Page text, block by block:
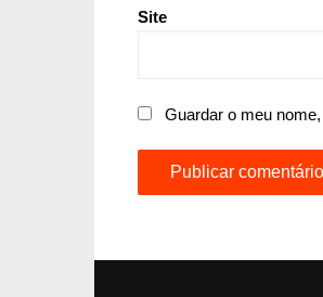
Site
Guardar o meu